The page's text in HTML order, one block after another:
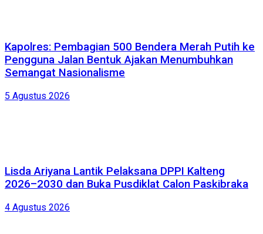
Kapolres: Pembagian 500 Bendera Merah Putih ke
Pengguna Jalan Bentuk Ajakan Menumbuhkan
Semangat Nasionalisme
5 Agustus 2026
Lisda Ariyana Lantik Pelaksana DPPI Kalteng
2026–2030 dan Buka Pusdiklat Calon Paskibraka
4 Agustus 2026